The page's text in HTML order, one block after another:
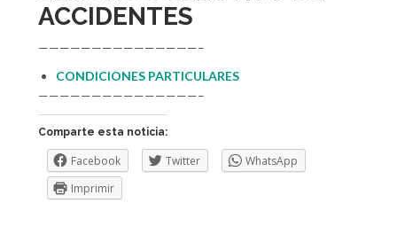
ACCIDENTES
———————————————–
CONDICIONES PARTICULARES
———————————————–
Comparte esta noticia:
Facebook Twitter
WhatsApp
Imprimir